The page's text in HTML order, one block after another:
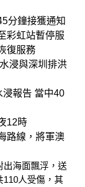
分鐘接獲通知
彩虹站暫停服
復服務
浸與深圳排洪
浸報告 當中40
12時
路線，將軍澳
出海面飄浮，送
110人受傷，其